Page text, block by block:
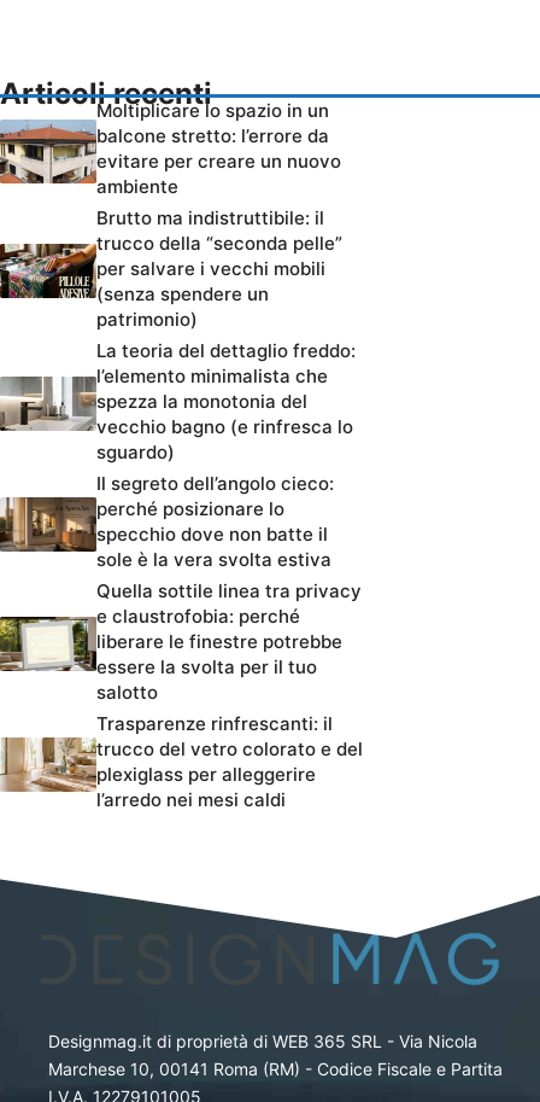
Articoli recenti
Moltiplicare lo spazio in un
balcone stretto: l’errore da
evitare per creare un nuovo
ambiente
Brutto ma indistruttibile: il
trucco della “seconda pelle”
per salvare i vecchi mobili
(senza spendere un
patrimonio)
La teoria del dettaglio freddo:
l’elemento minimalista che
spezza la monotonia del
vecchio bagno (e rinfresca lo
sguardo)
Il segreto dell’angolo cieco:
perché posizionare lo
specchio dove non batte il
sole è la vera svolta estiva
Quella sottile linea tra privacy
e claustrofobia: perché
liberare le finestre potrebbe
essere la svolta per il tuo
salotto
Trasparenze rinfrescanti: il
trucco del vetro colorato e del
plexiglass per alleggerire
l’arredo nei mesi caldi
Designmag.it di proprietà di WEB 365 SRL - Via Nicola
Marchese 10, 00141 Roma (RM) - Codice Fiscale e Partita
I.V.A. 12279101005